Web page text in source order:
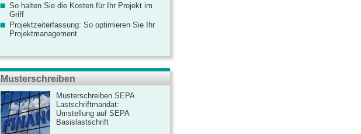
So halten Sie die Kosten für Ihr Projekt im
Griff
Projektzeiterfassung: So optimieren Sie Ihr
Projektmanagement
Musterschreiben
Musterschreiben SEPA
Lastschriftmandat:
Umstellung auf SEPA
Basislastschrift